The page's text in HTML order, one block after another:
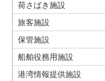
荷さばき施設
旅客施設
保管施設
船舶役務用施設
港湾情報提供施設